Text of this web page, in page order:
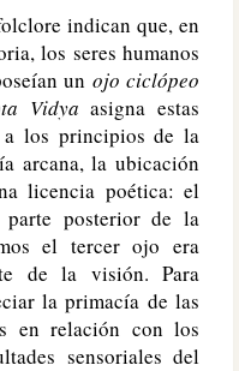
indican que, en
los seres humanos
un ojo ciclópeo
Vidya asigna estas
a los principios de la
arcana, la ubicación
licencia poética: el
parte posterior de la
el tercer ojo era
de la visión. Para
la primacía de las
en relación con los
sensoriales del